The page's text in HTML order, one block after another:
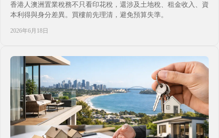
香港人澳洲置業稅務不只看印花稅，還涉及土地稅、租金收入、資
本利得與身分差異。買樓前先理清，避免預算失準。
2026年6月18日